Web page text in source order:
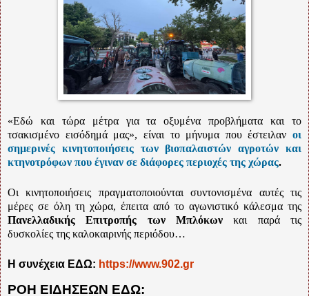
«Εδώ και τώρα μέτρα για τα οξυμένα προβλήματα και το
τσακισμένο εισόδημά μας», είναι το μήνυμα που έστειλαν οι
σημερινές κινητοποιήσεις των βιοπαλαιστών αγροτών και
κτηνοτρόφων που έγιναν σε διάφορες περιοχές της χώρας.
Οι κινητοποιήσεις πραγματοποιούνται συντονισμένα αυτές τις
μέρες σε όλη τη χώρα, έπειτα από το αγωνιστικό κάλεσμα της
Πανελλαδικής Επιτροπής των Μπλόκων και παρά τις
δυσκολίες της καλοκαιρινής περιόδου…
Η συνέχεια ΕΔΩ: https://www.902.gr
ΡΟΗ ΕΙΔΗΣΕΩΝ ΕΔΩ: